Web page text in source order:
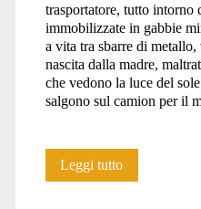
trasportatore, tutto intorno
immobilizzate in gabbie
a vita tra sbarre di
nascita dalla madre,
che vedono la luce del
salgono sul camion per il
Leggi tuttoIl